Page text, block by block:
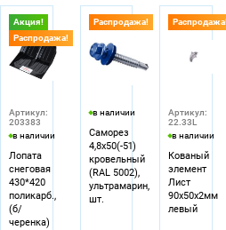
По цене
По цене
Артикул:
203383
Акция!
Распродажа!
в наличии
Лопата
снеговая
430*420
поликарб.,
(б/
черенка)
Распродажа!
в наличии
Саморез
4,8х50(-51)
кровельный
(RAL 5002),
ультрамарин,
шт.
Артикул:
22.33L
в наличии
Кованый
элемент
Лист
90х50х2мм
левый